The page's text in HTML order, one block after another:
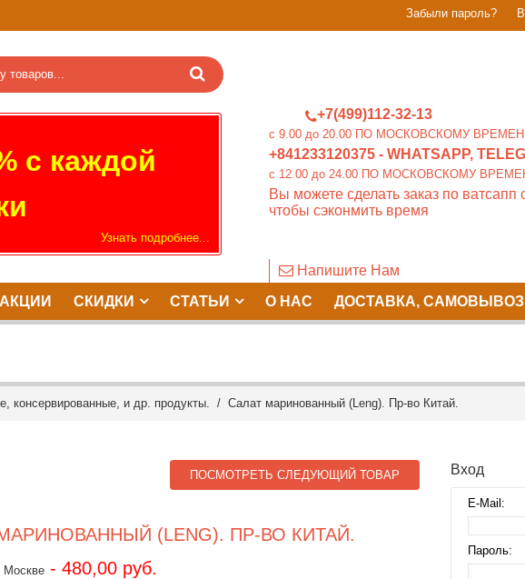
Забыли пароль?
+7(499)112-32-13
c 9.00 до 20.00 ПО МОСКОВСКОМУ
+841233120375 - WHATSAPP,
c 12.00 до 24.00 ПО МОСКОВСКОМУ
Вы можете сделать заказ по ватсапп
чтобы сэконмить время
Напишите Нам
с каждой
Узнать подробнее...
АКЦИИ СКИДКИ СТАТЬИ О НАС ДОСТАВКА,
консервированные, и др. продукты. / Салат маринованный (Leng). Пр-во Китай.
ПОСМОТРЕТЬ СЛЕДУЮЩИЙ ТОВАР
(LENG). ПР-ВО КИТАЙ.
Москве - 480,00 руб.
Вход
E-Mail:
Пароль: